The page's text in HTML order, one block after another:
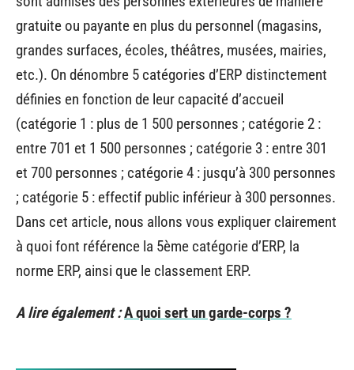
gratuite ou payante en plus du personnel (magasins,
grandes surfaces, écoles, théâtres, musées, mairies,
etc.). On dénombre 5 catégories d’ERP distinctement
définies en fonction de leur capacité d’accueil
(catégorie 1 : plus de 1 500 personnes ; catégorie 2 :
entre 701 et 1 500 personnes ; catégorie 3 : entre 301
et 700 personnes ; catégorie 4 : jusqu’à 300 personnes
; catégorie 5 : effectif public inférieur à 300 personnes.
Dans cet article, nous allons vous expliquer clairement
à quoi font référence la 5ème catégorie d’ERP, la
norme ERP, ainsi que le classement ERP.
A lire également :A quoi sert un garde-corps ?